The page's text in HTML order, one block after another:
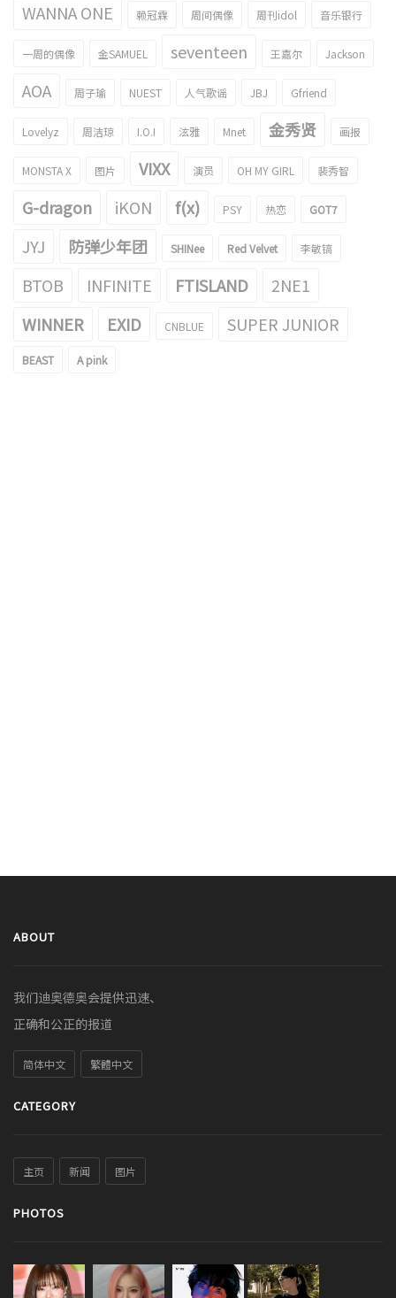
WANNA ONE 赖冠霖 周间偶像 周刊idol 音乐银行
一周的偶像 金SAMUEL seventeen 王嘉尔 Jackson
AOA 周子瑜 NUEST 人气歌谣 JBJ Gfriend
Lovelyz 周洁琼 I.O.I 泫雅 Mnet 金秀贤 画报
MONSTA X 图片 VIXX 演员 OH MY GIRL 裴秀智
G-dragon iKON f(x) PSY 热恋 GOT7
JYJ 防弹少年团 SHINee Red Velvet 李敏镐
BTOB INFINITE FTISLAND
2NE1
WINNER
EXID CNBLUE SUPER JUNIOR
BEAST A pink
ABOUT
我们迪奥德奥会提供迅速、
正确和公正的报道
简体中文 繁體中文
CATEGORY
主页 新闻 图片
PHOTOS